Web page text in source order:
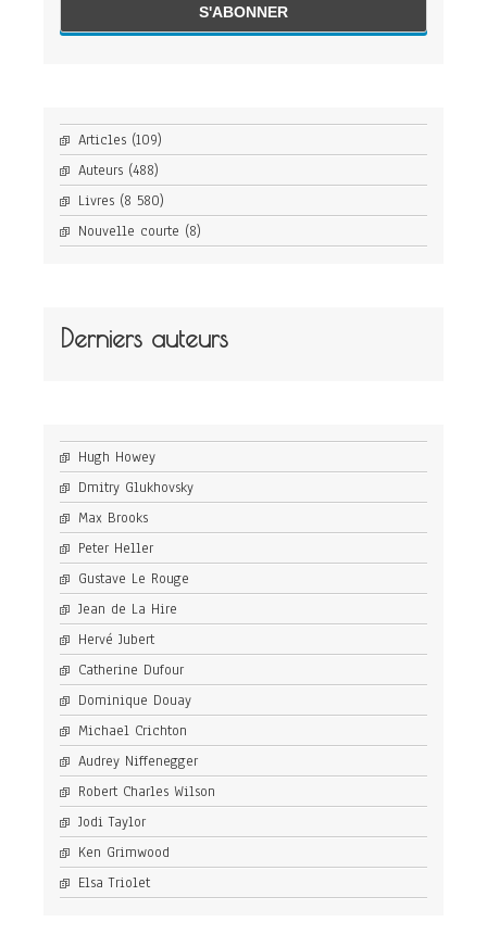
Articles (109)
Auteurs (488)
Livres (8 580)
Nouvelle courte (8)
Derniers auteurs
Hugh Howey
Dmitry Glukhovsky
Max Brooks
Peter Heller
Gustave Le Rouge
Jean de La Hire
Hervé Jubert
Catherine Dufour
Dominique Douay
Michael Crichton
Audrey Niffenegger
Robert Charles Wilson
Jodi Taylor
Ken Grimwood
Elsa Triolet